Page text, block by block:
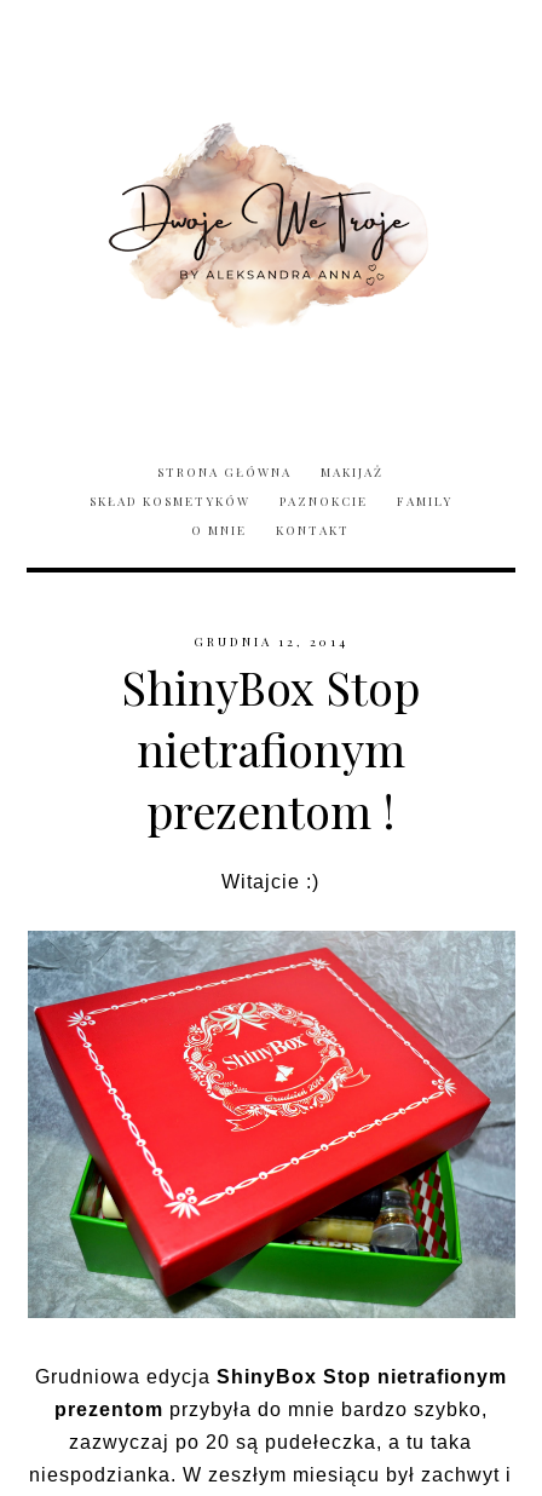
STRONA GŁÓWNA
MAKIJAŻ
SKŁAD KOSMETYKÓW
PAZNOKCIE
FAMILY
O MNIE
KONTAKT
GRUDNIA 12, 2014
ShinyBox Stop
nietrafionym
prezentom !
Witajcie :)
Grudniowa edycja ShinyBox Stop nietrafionym
prezentom przybyła do mnie bardzo szybko,
zazwyczaj po 20 są pudełeczka, a tu taka
niespodzianka. W zeszłym miesiącu był zachwyt i